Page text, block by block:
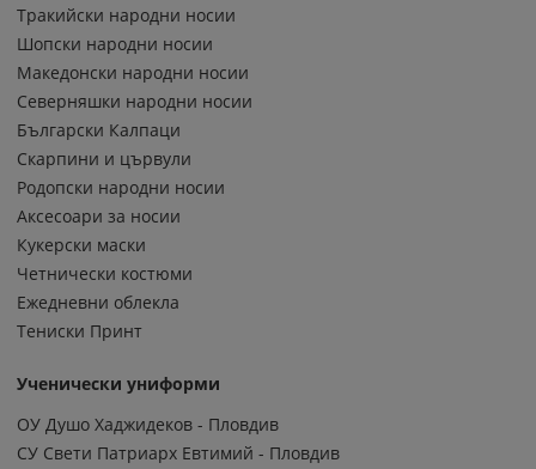
Тракийски народни носии
Шопски народни носии
Македонски народни носии
Северняшки народни носии
Български Калпаци
Скарпини и цървули
Родопски народни носии
Аксесоари за носии
Кукерски маски
Четнически костюми
Ежедневни облекла
Тениски Принт
Ученически униформи
ОУ Душо Хаджидеков - Пловдив
СУ Свети Патриарх Евтимий - Пловдив